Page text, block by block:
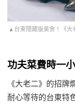
▲台東隱藏版美食！《大
功夫菜費時一
《大老二》的招
耐心等待的台東特